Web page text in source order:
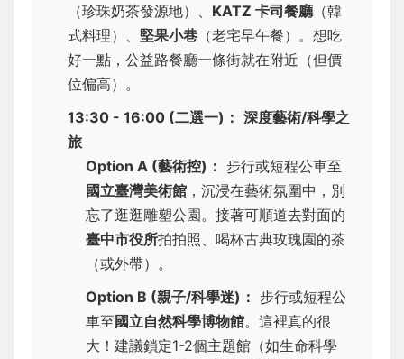
（珍珠奶茶發源地）、 KATZ 卡司餐廳 （韓
式料理）、 堅果小巷 （老宅早午餐）。想吃
好一點，公益路餐廳一條街就在附近（但價
位偏高）。
13:30 - 16:00 (二選一)： 深度藝術/科學之
旅
Option A (藝術控)： 步行或短程公車至
國立臺灣美術館 ，沉浸在藝術氛圍中，別
忘了逛逛雕塑公園。接著可順道去對面的
臺中市役所拍拍照、喝杯古典玫瑰園的茶
（或外帶）。
Option B (親子/科學迷)： 步行或短程公
車至國立自然科學博物館。這裡真的很
大！建議鎖定1-2個主題館（如生命科學